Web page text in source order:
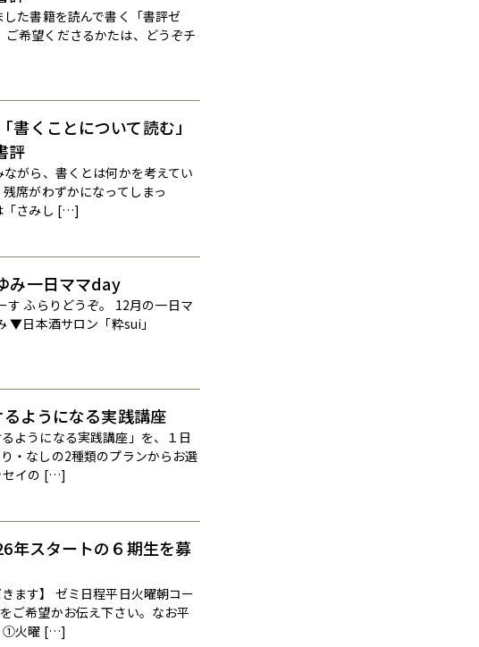
た書籍を読んで書く「書評ゼ
希望くださるかたは、どうぞチ
書くことについて読む」
評
がら、書くとは何かを考えてい
席がわずかになってしまっ
「さみし […]
み一日ママday
す ふらりどうぞ。 12月の一日マ
▼日本酒サロン「粋sui」
ようになる実践講座
ようになる実践講座」を、１日
・なしの2種類のプランからお選
セイの […]
年スタートの６期生を募
ます】 ゼミ日程平日火曜朝コー
ご希望かお伝え下さい。なお平
①火曜 […]